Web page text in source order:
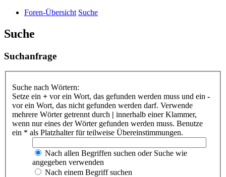
Foren-Übersicht Suche
Suche
Suchanfrage
Suche nach Wörtern:
Setze ein + vor ein Wort, das gefunden werden muss und ein -
vor ein Wort, das nicht gefunden werden darf. Verwende
mehrere Wörter getrennt durch | innerhalb einer Klammer,
wenn nur eines der Wörter gefunden werden muss. Benutze
ein * als Platzhalter für teilweise Übereinstimmungen.
Nach allen Begriffen suchen oder Suche wie
angegeben verwenden
Nach einem Begriff suchen